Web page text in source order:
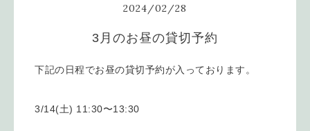
2024/02/28
3月のお昼の貸切予約
下記の日程でお昼の貸切予約が入っております。
3/14(土) 11:30〜13:30